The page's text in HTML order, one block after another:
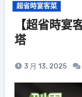
超省時宴客菜
【超省時宴
塔
3 月 13, 2025